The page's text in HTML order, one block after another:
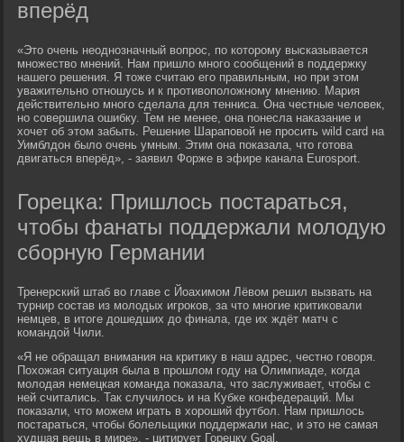
вперёд
«Это очень неоднозначный вопрос, по которому высказывается
множество мнений. Нам пришло много сообщений в поддержку
нашего решения. Я тоже считаю его правильным, но при этом
уважительно отношусь и к противоположному мнению. Мария
действительно много сделала для тенниса. Она честные человек,
но совершила ошибку. Тем не менее, она понесла наказание и
хочет об этом забыть. Решение Шараповой не просить wild card на
Уимблдон было очень умным. Этим она показала, что готова
двигаться вперёд», - заявил Форже в эфире канала Eurosport.
Горецка: Пришлось постараться,
чтобы фанаты поддержали молодую
сборную Германии
Тренерский штаб во главе с Йоахимом Лёвом решил вызвать на
турнир состав из молодых игроков, за что многие критиковали
немцев, в итоге дошедших до финала, где их ждёт матч с
командой Чили.
«Я не обращал внимания на критику в наш адрес, честно говоря.
Похожая ситуация была в прошлом году на Олимпиаде, когда
молодая немецкая команда показала, что заслуживает, чтобы с
ней считались. Так случилось и на Кубке конфедераций. Мы
показали, что можем играть в хороший футбол. Нам пришлось
постараться, чтобы болельщики поддержали нас, и это не самая
худшая вещь в мире», - цитирует Горецку Goal.